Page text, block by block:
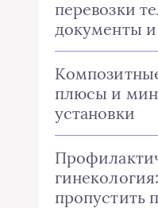
перевозки
документы
плюсы и
установки
пропустить